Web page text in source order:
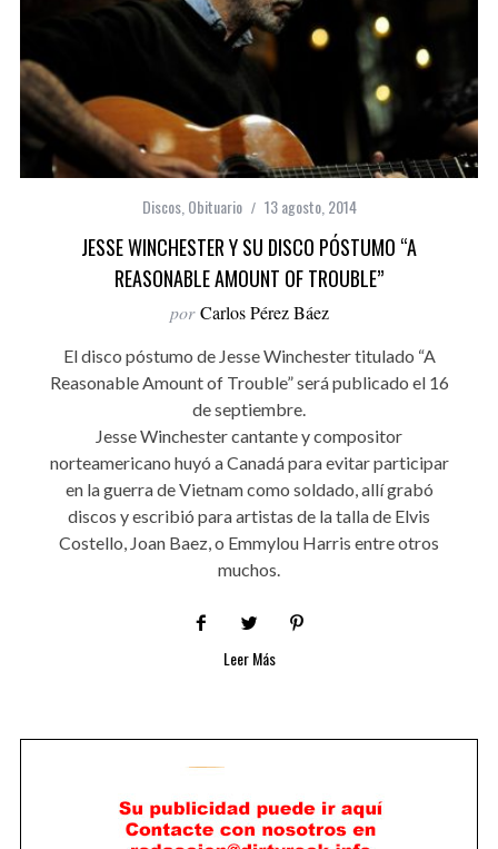
Discos, Obituario 13 agosto, 2014
JESSE WINCHESTER Y SU DISCO PÓSTUMO “A
REASONABLE AMOUNT OF TROUBLE”
por Carlos Pérez Báez
El disco póstumo de Jesse Winchester titulado “A
Reasonable Amount of Trouble” será publicado el 16
de septiembre.
Jesse Winchester cantante y compositor
norteamericano huyó a Canadá para evitar participar
en la guerra de Vietnam como soldado, allí grabó
discos y escribió para artistas de la talla de Elvis
Costello, Joan Baez, o Emmylou Harris entre otros
muchos.
Leer Más